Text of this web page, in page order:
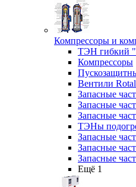
Компрессоры и
ТЭН гибкий
Компрессоры
Вентили
Запасные
Запасные
Запасные
ТЭНы
Запасные
Запасные
Запасные
Ещё 1